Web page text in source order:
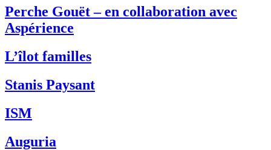
Perche Gouët – en collaboration avec
Aspérience
L’îlot familles
Stanis Paysant
ISM
Auguria